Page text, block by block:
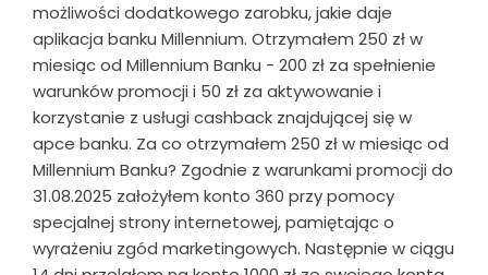
możliwości dodatkowego zarobku, jakie daje
aplikacja banku Millennium. Otrzymałem 250 zł w
miesiąc od Millennium Banku - 200 zł za spełnienie
warunków promocji i 50 zł za aktywowanie i
korzystanie z usługi cashback znajdującej się w
apce banku. Za co otrzymałem 250 zł w miesiąc od
Millennium Banku? Zgodnie z warunkami promocji do
31.08.2025 założyłem konto 360 przy pomocy
specjalnej strony internetowej, pamiętając o
wyrażeniu zgód marketingowych. Następnie w ciągu